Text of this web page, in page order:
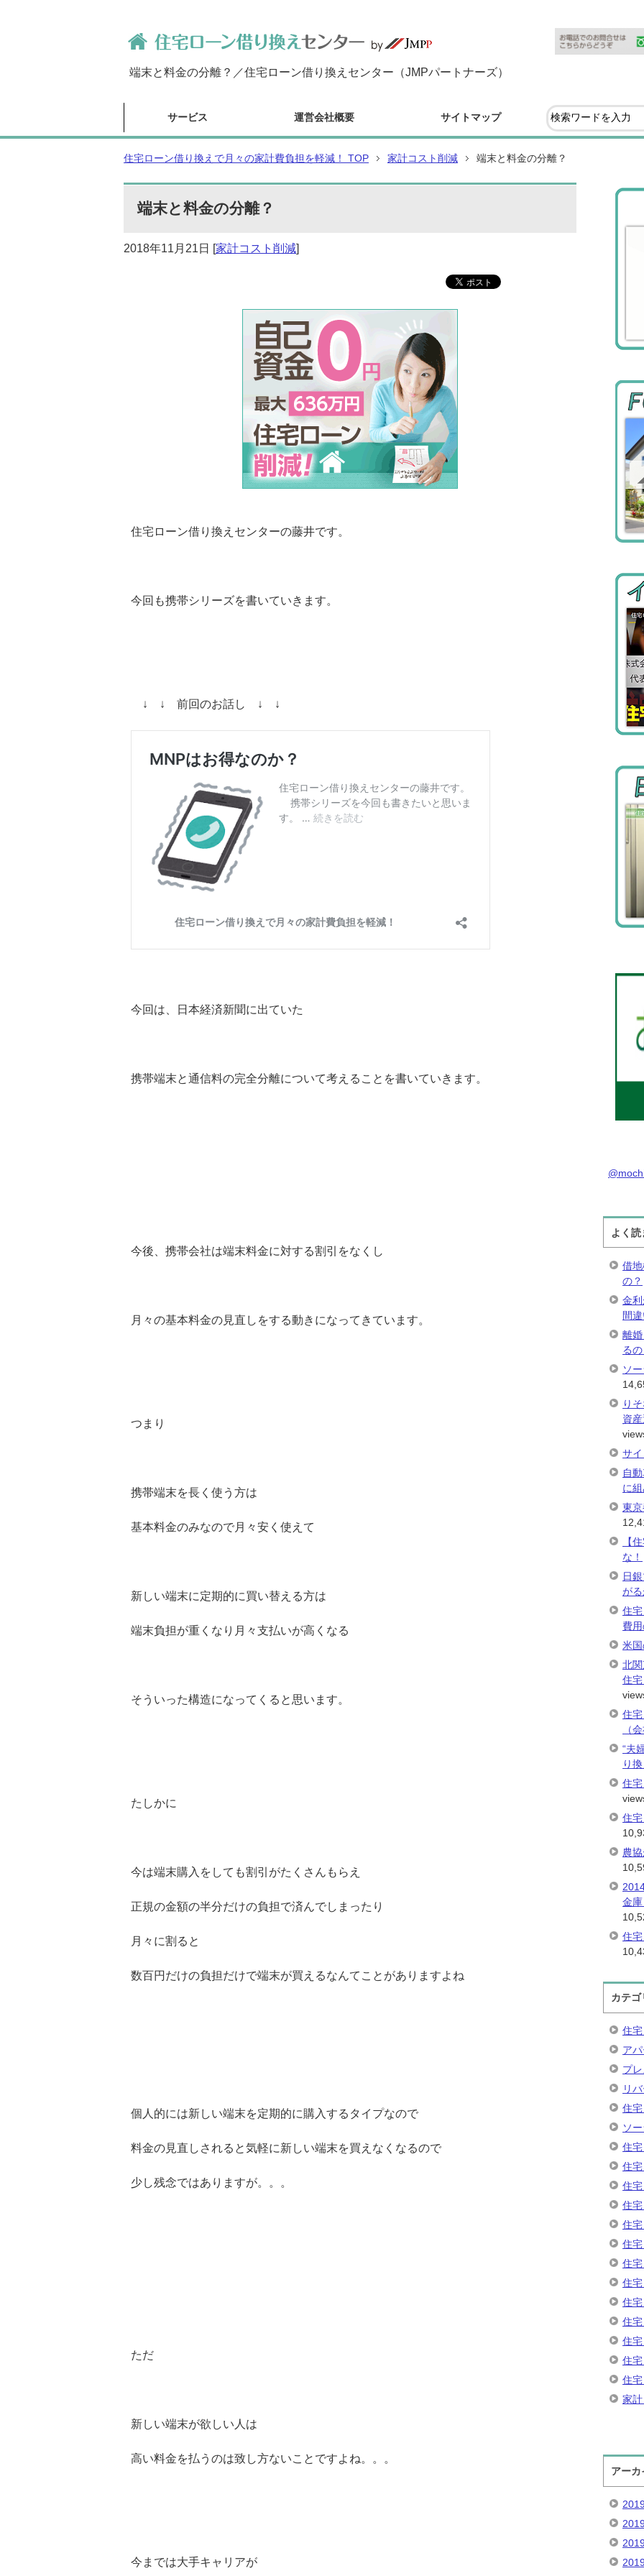
端末と料金の分離？／住宅ローン借り換えセンター（JMPパートナーズ）
サービス 運営会社概要 サイトマップ
住宅ローン借り換えで月々の家計費負担を軽減！ TOP 家計コスト削減 端末と料金の分離？
端末と料金の分離？
2018年11月21日 [家計コスト削減]
住宅ローン借り換えセンターの藤井です。
今回も携帯シリーズを書いていきます。
↓ ↓ 前回のお話し ↓ ↓
今回は、日本経済新聞に出ていた
携帯端末と通信料の完全分離について考えることを書いていきます。
今後、携帯会社は端末料金に対する割引をなくし
月々の基本料金の見直しをする動きになってきています。
つまり
携帯端末を長く使う方は
基本料金のみなので月々安く使えて
新しい端末に定期的に買い替える方は
端末負担が重くなり月々支払いが高くなる
そういった構造になってくると思います。
たしかに
今は端末購入をしても割引がたくさんもらえ
正規の金額の半分だけの負担で済んでしまったり
月々に割ると
数百円だけの負担だけで端末が買えるなんてことがありますよね
個人的には新しい端末を定期的に購入するタイプなので
料金の見直しされると気軽に新しい端末を買えなくなるので
少し残念ではありますが。。。
ただ
新しい端末が欲しい人は
高い料金を払うのは致し方ないことですよね。。。
今までは大手キャリアが
よく
借
の？
金
間
離
る
ソ
り
資
サ
自
に
東
【
な！
日
が
住
費
米
北
住
住
（
“夫
り
住
住
農
金
住
カテゴ
住
ア
プ
リ
住
ソ
住
住
住
住
住
住
住
住
住
住
住
住
住
家
アーカ